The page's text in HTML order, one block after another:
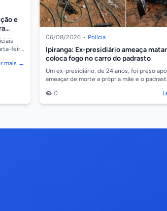
e
feira
mais →
06/08/2026 • Polícia
Ipiranga: Ex-presidiário ameaça
coloca fogo no carro do padrasto
Um ex-presidiário, de 24 anos, foi preso
ameaçar de morte a própria mãe e o
onde se...
0